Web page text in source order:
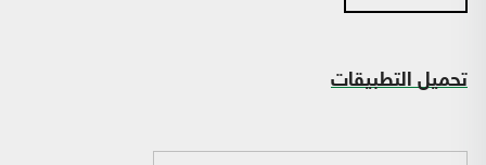
تحميل التطبيقات